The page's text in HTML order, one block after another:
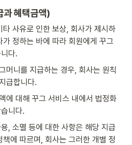
과 혜택금액)
사유로 인한 보상, 회사가 제시하
정하는 바에 따라 회원에게 꾸그
다.
머니를 지급하는 경우, 회사는 원칙
급합니다.
에 대해 꾸그 서비스 내에서 법정화
니다.
, 소멸 등에 대한 사항은 해당 지급
에 따르며, 회사는 그러한 개별 정